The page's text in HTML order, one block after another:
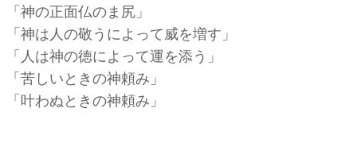
「神の正面仏のま尻」
「神は人の敬うによって威を増す」
「人は神の徳によって運を添う」
「苦しいときの神頼み」
「叶わぬときの神頼み」